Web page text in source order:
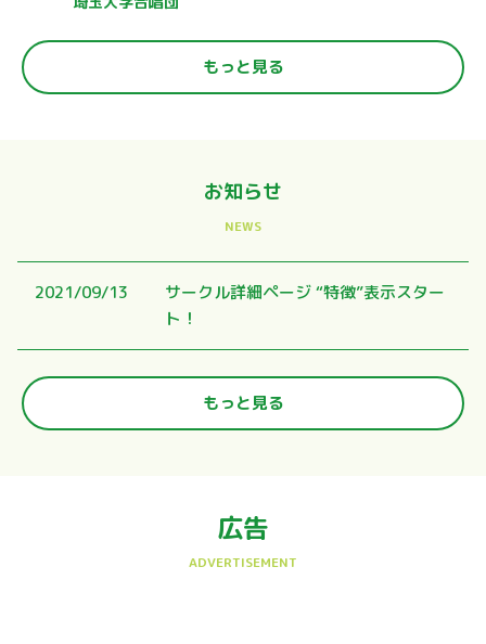
もっと見る
お知らせ
2021/09/13
サークル詳細ページ “特徴”表示スター
ト！
もっと見る
広告